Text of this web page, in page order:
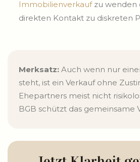
Immobilienverkaufzu wenden
direkten Kontakt zu diskreten
Merksatz: Auch wenn nur
steht, ist ein Verkauf ohne
Ehepartners meist nicht
BGB schützt das gemeinsame